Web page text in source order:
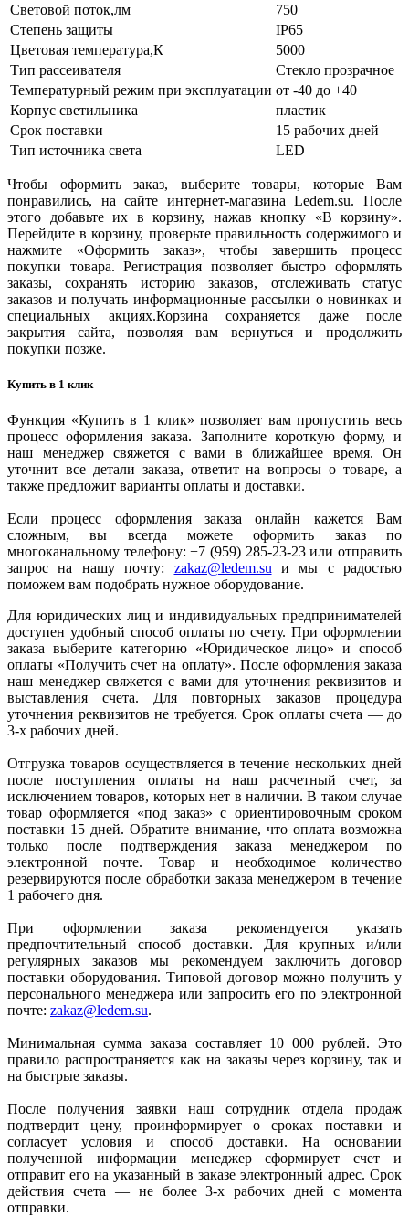
Световой поток,лм
750
Степень защиты
IP65
Цветовая температура,К
5000
Тип рассеивателя
Стекло прозрачное
Температурный режим при эксплуатации от -40 до +40
Корпус светильника
пластик
Срок поставки
15 рабочих дней
Тип источника света
LED
Чтобы оформить заказ, выберите товары, которые Вам
понравились, на сайте интернет-магазина Ledem.su. После
этого добавьте их в корзину, нажав кнопку «В корзину».
Перейдите в корзину, проверьте правильность содержимого и
нажмите «Оформить заказ», чтобы завершить процесс
покупки товара. Регистрация позволяет быстро оформлять
заказы, сохранять историю заказов, отслеживать статус
заказов и получать информационные рассылки о новинках и
специальных акциях.Корзина сохраняется даже после
закрытия сайта, позволяя вам вернуться и продолжить
покупки позже.
Купить в 1 клик
Функция «Купить в 1 клик» позволяет вам пропустить весь
процесс оформления заказа. Заполните короткую форму, и
наш менеджер свяжется с вами в ближайшее время. Он
уточнит все детали заказа, ответит на вопросы о товаре, а
также предложит варианты оплаты и доставки.
Если процесс оформления заказа онлайн кажется Вам
сложным, вы всегда можете оформить заказ по
многоканальному телефону: +7 (959) 285-23-23 или отправить
запрос на нашу почту: zakaz@ledem.su и мы с радостью
поможем вам подобрать нужное оборудование.
Для юридических лиц и индивидуальных предпринимателей
доступен удобный способ оплаты по счету. При оформлении
заказа выберите категорию «Юридическое лицо» и способ
оплаты «Получить счет на оплату». После оформления заказа
наш менеджер свяжется с вами для уточнения реквизитов и
выставления счета. Для повторных заказов процедура
уточнения реквизитов не требуется. Срок оплаты счета — до
3-х рабочих дней.
Отгрузка товаров осуществляется в течение нескольких дней
после поступления оплаты на наш расчетный счет, за
исключением товаров, которых нет в наличии. В таком случае
товар оформляется «под заказ» с ориентировочным сроком
поставки 15 дней. Обратите внимание, что оплата возможна
только после подтверждения заказа менеджером по
электронной почте. Товар и необходимое количество
резервируются после обработки заказа менеджером в течение
1 рабочего дня.
При оформлении заказа рекомендуется указать
предпочтительный способ доставки. Для крупных и/или
регулярных заказов мы рекомендуем заключить договор
поставки оборудования. Типовой договор можно получить у
персонального менеджера или запросить его по электронной
почте: zakaz@ledem.su.
Минимальная сумма заказа составляет 10 000 рублей. Это
правило распространяется как на заказы через корзину, так и
на быстрые заказы.
После получения заявки наш сотрудник отдела продаж
подтвердит цену, проинформирует о сроках поставки и
согласует условия и способ доставки. На основании
полученной информации менеджер сформирует счет и
отправит его на указанный в заказе электронный адрес. Срок
действия счета — не более 3-х рабочих дней с момента
отправки.